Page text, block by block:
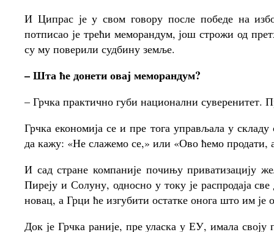
И Ципрас је у свом говору после победе на
потписао је трећи меморандум, још строжи од
су му поверили судбину земље.
– Шта ће донети овај меморандум?
– Грчка практично губи национални суверенитет.
Грчка економија се и пре тога управљала у
да кажу: «Не слажемо се,» или «Ово ћемо продати,
И сад стране компаније почињу приватизацију
Пиреју и Солуну, односно у току је распродаја
новац, а Грци ће изгубити остатке онога што им је
Док је Грчка раније, пре уласка у ЕУ, имала